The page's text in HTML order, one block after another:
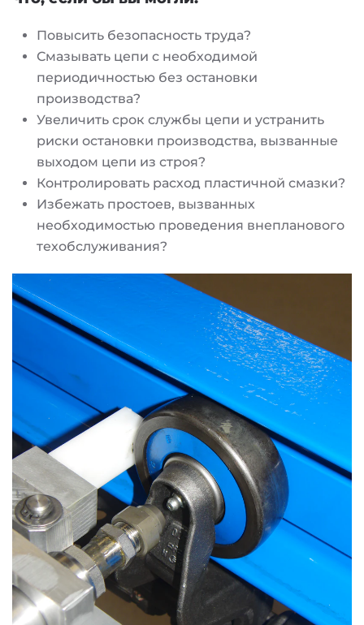
Повысить безопасность труда?
Смазывать цепи с необходимой
периодичностью без остановки
производства?
Увеличить срок службы цепи и устранить
риски остановки производства, вызванные
выходом цепи из строя?
Контролировать расход пластичной смазки?
Избежать простоев, вызванных
необходимостью проведения внепланового
техобслуживания?